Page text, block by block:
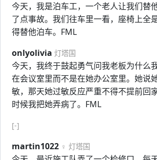
今天，我是泊车工，一个老人让我们替
了点事故。我们往车里一看，座椅上全
得替他泊车。FML
onlyolivia 灯塔国
今天，我终于鼓起勇气问我老板为什么
在会议室里而不是在她办公室里。她说
敏，那天她过敏反应严重不得不提前回
时候我把她弄病了。FML
[-]
martin1022 ♀ 灯塔国